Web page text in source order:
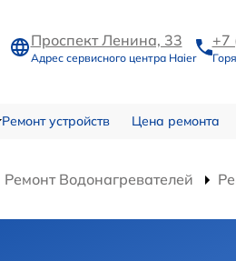
Проспект Ленина, 33
Адрес сервисного центра Haier
+7
Ремонт устройств Цена ремонта
Ремонт Водонагревателей